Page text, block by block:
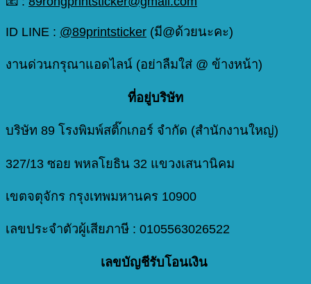
ID LINE : @89printsticker (มี@ด้วยนะคะ)
งานด่วนกรุณาแอดไลน์ (อย่าลืมใส่ @ ข้างหน้า)
ที่อยู่บริษัท
บริษัท 89 โรงพิมพ์สติ๊กเกอร์ จำกัด (สำนักงานใหญ่)
327/13 ซอย พหลโยธิน 32 แขวงเสนานิคม
เขตจตุจักร กรุงเทพมหานคร 10900
เลขประจำตัวผู้เสียภาษี : 0105563026522
เลขบัญชีรับโอนเงิน